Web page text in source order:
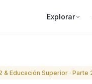
Explorar
& Educación Superior · Parte